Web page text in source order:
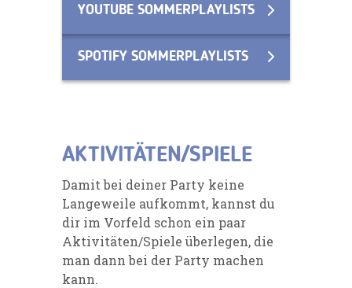
YOUTUBE SOMMERPLAYLISTS
SPOTIFY SOMMERPLAYLISTS
AKTIVITÄTEN/SPIELE
Damit bei deiner Party keine
Langeweile aufkommt, kannst du
dir im Vorfeld schon ein paar
Aktivitäten/Spiele überlegen, die
man dann bei der Party machen
kann.